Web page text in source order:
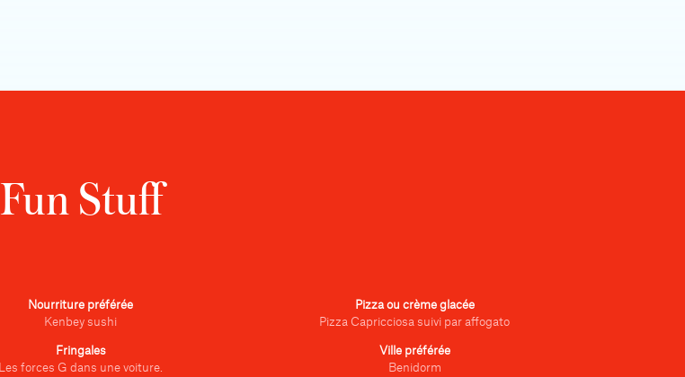
Fun Stuff
Nourriture préférée
Kenbey sushi
Fringales
Les forces G dans une voiture.
Pizza ou crème glacée
Pizza Capricciosa suivi par affogato
Ville préférée
Benidorm